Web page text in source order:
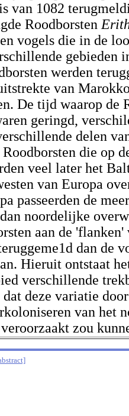
van 1082
Roodborsten
vogels die in de
gebieden
werden
van
De tijd waarop de
geringd,
delen
die op
veel later het
van Europa
passeerden de
noordelijke
aan de 'flanken'
dan de
Hieruit ontstaat
verschillende
deze variatie
van het
zou